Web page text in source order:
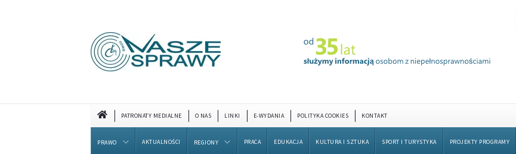
PATRONATY MEDIALNE O NAS LINKI E-WYDANIA POLITYKA COOKIES KONTAKT
PRAWO AKTUALNOŚCI REGIONY PRACA EDUKACJA KULTURA I SZTUKA SPORT I TURYSTYKA PROJEKTY PROGRAMY